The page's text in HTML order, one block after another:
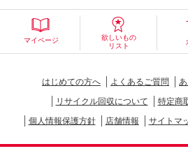
マイページ
欲しいもの
リスト
はじめての方へ よくあるご質問
リサイクル回収について
特定商
個人情報保護方針
店舗情報 サイトマ